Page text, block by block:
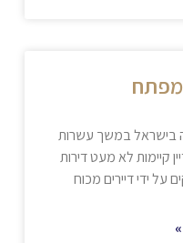
מפתח
בישראל במשך עשרות
קיימות לא מעט דירות
על ידי דיירים מכוח